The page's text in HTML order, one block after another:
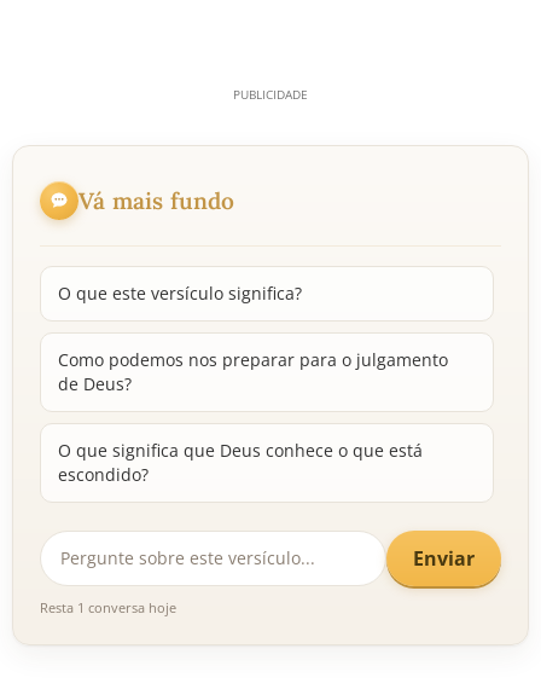
Vá mais fundo
O que este versículo significa?
Como podemos nos preparar para o julgamento
de Deus?
O que significa que Deus conhece o que está
escondido?
Enviar
Resta 1 conversa hoje